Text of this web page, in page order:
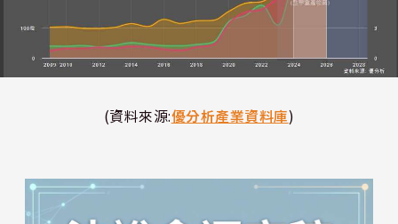
(資料來源:優分析產業資料庫)